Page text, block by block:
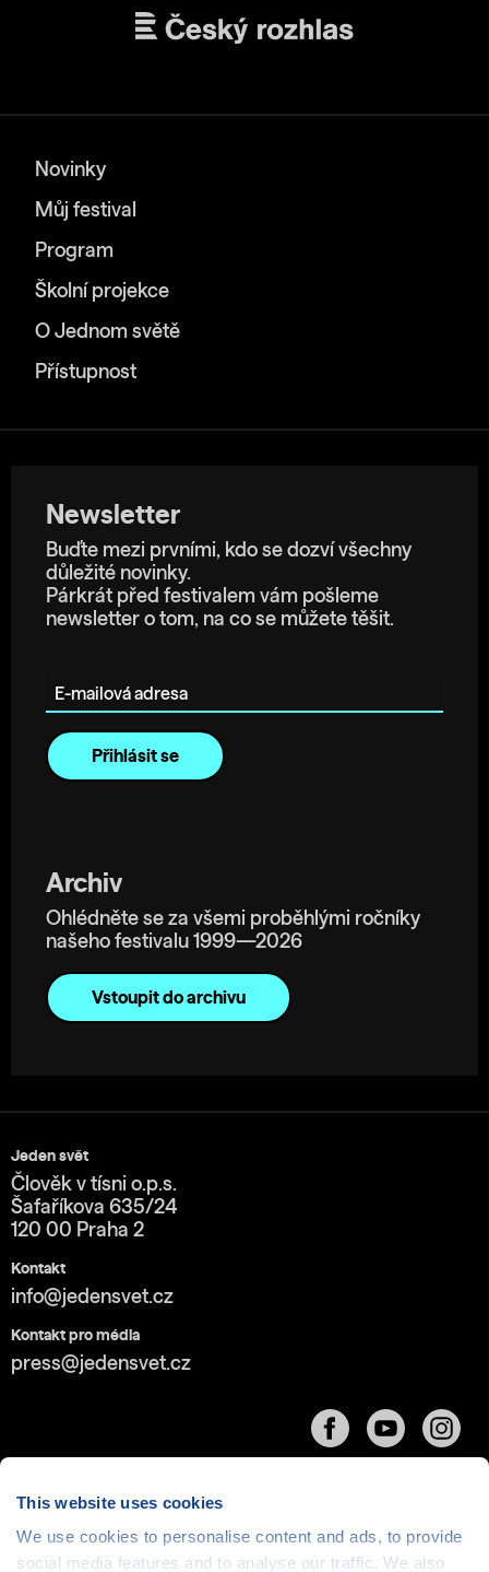
This website uses cookies
We use cookies to personalise content and ads, to provide
social media features and to analyse our traffic. We also
Novinky
Můj festival
Program
Školní projekce
O Jednom světě
Přístupnost
Newsletter
Buďte mezi prvními, kdo se dozví všechny
důležité novinky.
Párkrát před festivalem vám pošleme
newsletter o tom, na co se můžete těšit.
Archiv
Ohlédněte se za všemi proběhlými ročníky
našeho festivalu 1999—2026
Vstoupit do archivu
Jeden svět
Člověk v tísni o.p.s.
Šafaříkova 635/24
120 00 Praha 2
Kontakt
info@jedensvet.cz
Kontakt pro média
press@jedensvet.cz
Cookies| © 1999-2026 Člověk v tísni o.p.s., web běží